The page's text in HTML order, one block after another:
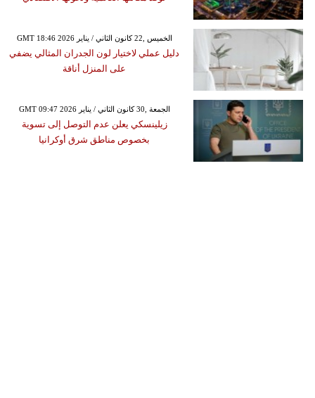
GMT 18:46 2026 الخميس ,22 كانون الثاني / يناير
دليل عملي لاختيار لون الجدران المثالي يضفي
على المنزل أناقة
GMT 09:47 2026 الجمعة ,30 كانون الثاني / يناير
زيلينسكي يعلن عدم التوصل إلى تسوية
بخصوص مناطق شرق أوكرانيا